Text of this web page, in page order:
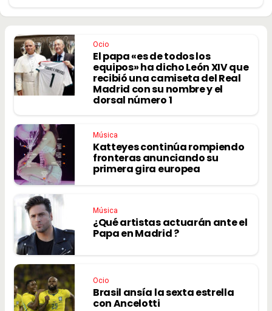
Ocio
El papa «es de todos los
equipos» ha dicho León XIV que
recibió una camiseta del Real
Madrid con su nombre y el
dorsal número 1
Música
Katteyes continúa rompiendo
fronteras anunciando su
primera gira europea
Música
¿Qué artistas actuarán ante el
Papa en Madrid ?
Ocio
Brasil ansía la sexta estrella
con Ancelotti